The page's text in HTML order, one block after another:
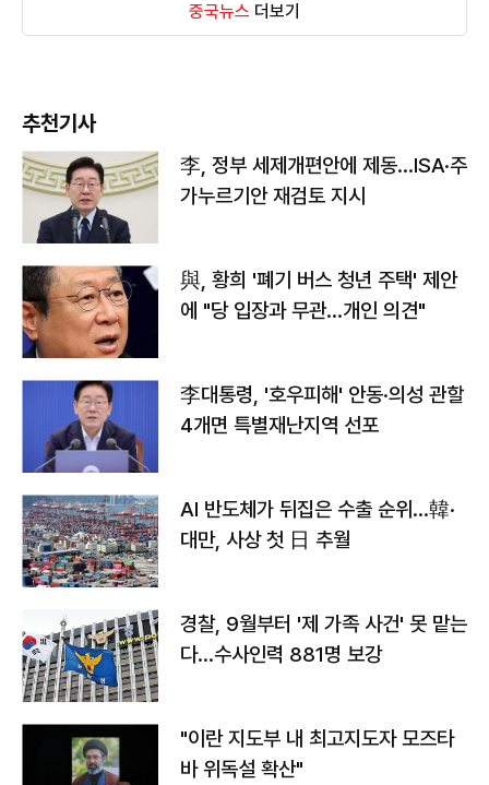
중국뉴스 더보기
추천기사
李, 정부 세제개편안에 제동…ISA·주
가누르기안 재검토 지시
與, 황희 '폐기 버스 청년 주택' 제안
에 "당 입장과 무관…개인 의견"
李대통령, '호우피해' 안동·의성 관할
4개면 특별재난지역 선포
AI 반도체가 뒤집은 수출 순위…韓·
대만, 사상 첫 日 추월
경찰, 9월부터 '제 가족 사건' 못 맡는
다…수사인력 881명 보강
"이란 지도부 내 최고지도자 모즈타
바 위독설 확산"